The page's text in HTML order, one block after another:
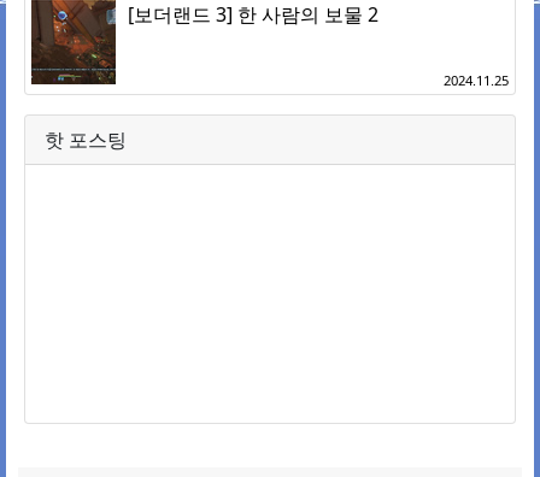
[보더랜드 3] 한 사람의 보물 2
2024.11.25
핫 포스팅